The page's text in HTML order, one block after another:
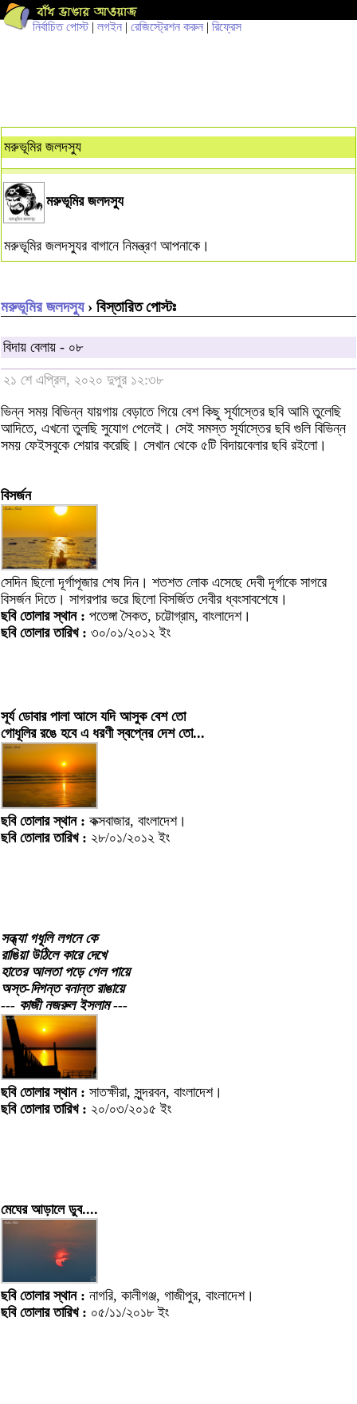
নির্বাচিত পোস্ট| লগইন | রেজিস্ট্রেশন করুন | রিফ্রেস
মরুভূমির জলদস্যু
মরুভূমির জলদস্যু
মরুভূমির জলদস্যুর বাগানে নিমন্ত্রণ আপনাকে।
মরুভূমির জলদস্যু› বিস্তারিত পোস্টঃ
বিদায় বেলায় - ০৮
২১ শে এপ্রিল, ২০২০ দুপুর ১২:৩৮
ভিন্ন সময় বিভিন্ন যায়গায় বেড়াতে গিয়ে বেশ কিছু সূর্যাস্তের ছবি আমি তুলেছি
আদিতে, এখনো তুলছি সুযোগ পেলেই। সেই সমস্ত সূর্যাস্তের ছবি গুলি বিভিন্ন
সময় ফেইসবুকে শেয়ার করেছি। সেখান থেকে ৫টি বিদায়বেলার ছবি রইলো।
বিসর্জন
সেদিন ছিলো দূর্গাপূজার শেষ দিন। শতশত লোক এসেছে দেবী দূর্গাকে সাগরে
বিসর্জন দিতে। সাগরপার ভরে ছিলো বিসর্জিত দেবীর ধ্বংসাবশেষে।
ছবি তোলার স্থান : পতেঙ্গা সৈকত, চট্টোগ্রাম, বাংলাদেশ।
ছবি তোলার তারিখ : ৩০/০১/২০১২ ইং
সূর্য ডোবার পালা আসে যদি আসুক বেশ তো
গোধূলির রঙে হবে এ ধরণী স্বপ্নের দেশ তো...
ছবি তোলার স্থান : কক্সবাজার, বাংলাদেশ।
ছবি তোলার তারিখ : ২৮/০১/২০১২ ইং
সন্ধ্যা গধূলি লগনে কে
রাঙিয়া উঠিলে কারে দেখে
হাতের আলতা পড়ে গেল পায়ে
অস্ত-দিগন্ত বনান্ত রাঙায়ে
--- কাজী নজরুল ইসলাম ---
ছবি তোলার স্থান : সাতক্ষীরা, সুন্দরবন, বাংলাদেশ।
ছবি তোলার তারিখ : ২০/০৩/২০১৫ ইং
মেঘের আড়ালে ডুব....
ছবি তোলার স্থান : নাগরি, কালীগঞ্জ, গাজীপুর, বাংলাদেশ।
ছবি তোলার তারিখ : ০৫/১১/২০১৮ ইং